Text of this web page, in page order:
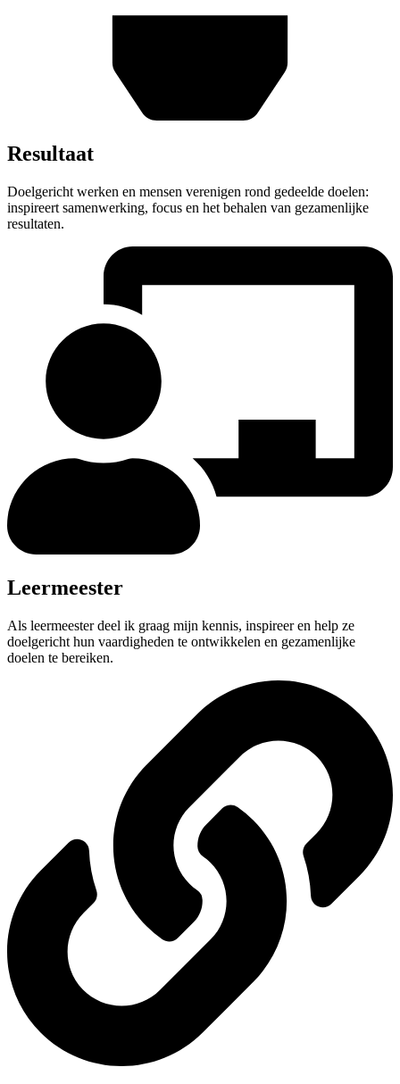
Resultaat
Doelgericht werken en mensen verenigen rond gedeelde doelen:
inspireert samenwerking, focus en het behalen van gezamenlijke
resultaten.
Leermeester
Als leermeester deel ik graag mijn kennis, inspireer en help ze
doelgericht hun vaardigheden te ontwikkelen en gezamenlijke
doelen te bereiken.